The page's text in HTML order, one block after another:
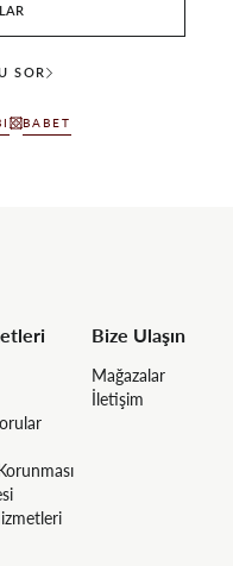
SOR
BABET
Bize Ulaşın
Mağazalar
İletişim